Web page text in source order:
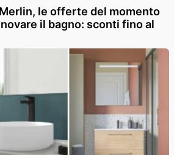
le offerte del momento
il bagno: sconti fino al